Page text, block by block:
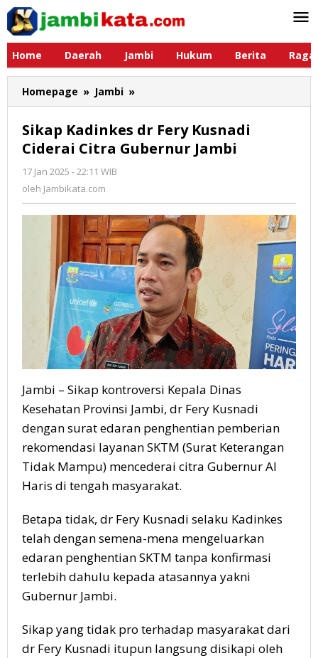
Lewati
konten
Home
Daerah Jambi Hukum Berita
Homepage » Jambi »
Kadinkes
dr
Fery
Kusnadi
Sikap Kadinkes dr Fery Kusnadi
Ciderai Citra Gubernur Jambi
17 Jan 2025 - 22:11 WIB
oleh Jambikata.com
Jambi – Sikap kontroversi Kepala Dinas
Kesehatan Provinsi Jambi, dr Fery Kusnadi
dengan surat edaran penghentian pemberian
rekomendasi layanan SKTM (Surat Keterangan
Tidak Mampu) mencederai citra Gubernur Al
Haris di tengah masyarakat.
Betapa tidak, dr Fery Kusnadi selaku Kadinkes
telah dengan semena-mena mengeluarkan
edaran penghentian SKTM tanpa konfirmasi
terlebih dahulu kepada atasannya yakni
Gubernur Jambi.
Sikap yang tidak pro terhadap masyarakat dari
dr Fery Kusnadi itupun langsung disikapi oleh